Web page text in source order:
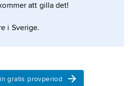
att gilla det!
i Sverige.
gratis provperiod